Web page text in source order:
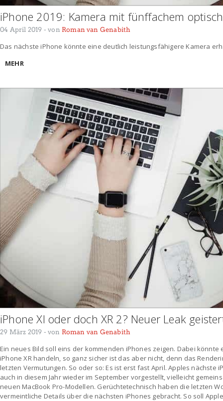
iPhone 2019: Kamera mit fünffachem
04 April 2019 - von Roman van Genabith
Das nächste iPhone könnte eine deutlich leistungsfähigere Kamera
MEHR
iPhone XI oder doch XR 2? Neuer Leak
29 März 2019 - von Roman van Genabith
Ein neues Bild soll eins der kommenden iPhones zeigen. Dabei könnte
iPhone XR handeln, so ganz sicher ist das aber nicht, denn das
letzten Vermutungen. So oder so: Es ist erst fast April. Apples nächste
auch in diesem Jahr wieder im September vorgestellt, vielleicht
neuen MacBook Pro-Modellen. Gerüchtetechnisch haben die letzten
vermeintliche Details über die nächsten iPhones gebracht. So soll